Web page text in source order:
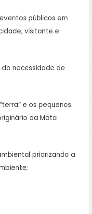
públicos em
visitante e
necessidade de
e os pequenos
da Mata
priorizando a